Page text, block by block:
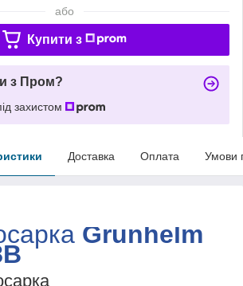
або
Купити з
з Пром?
захистом
Доставка Оплата Умови
Grunhelm